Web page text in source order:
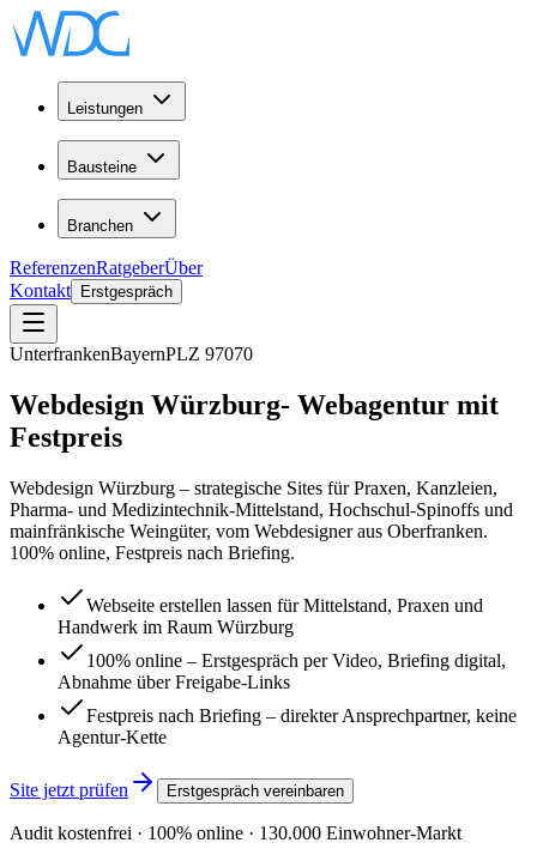
Leistungen
Bausteine
Branchen
ReferenzenRatgeberÜber
Kontakt
Erstgespräch
UnterfrankenBayernPLZ 97070
Webdesign Würzburg- Webagentur mit
Festpreis
Webdesign Würzburg – strategische Sites für Praxen, Kanzleien,
Pharma- und Medizintechnik-Mittelstand, Hochschul-Spinoffs und
mainfränkische Weingüter, vom Webdesigner aus Oberfranken.
100% online, Festpreis nach Briefing.
Webseite erstellen lassen für Mittelstand, Praxen und
Handwerk im Raum Würzburg
100% online – Erstgespräch per Video, Briefing digital,
Abnahme über Freigabe-Links
Festpreis nach Briefing – direkter Ansprechpartner, keine
Agentur-Kette
Site jetzt prüfen Erstgespräch vereinbaren
Audit kostenfrei · 100% online · 130.000 Einwohner-Markt